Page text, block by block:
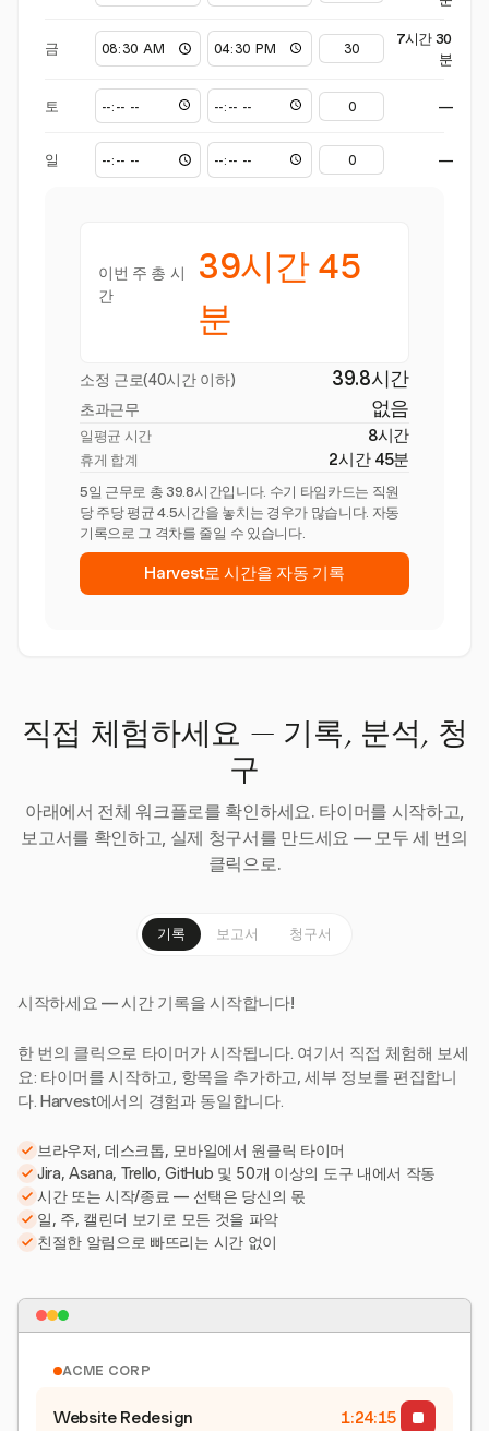
금
7시간 30
분
토 —
일 —
이번 주 총 시
간
39시간 45
분
소정 근로(40시간 이하) 39.8시간
초과근무 없음
일평균 시간 8시간
휴게 합계 2시간 45분
5일 근무로 총 39.8시간입니다. 수기 타임카드는 직원
당 주당 평균 4.5시간을 놓치는 경우가 많습니다. 자동
기록으로 그 격차를 줄일 수 있습니다.
Harvest로 시간을 자동 기록
직접 체험하세요 — 기록, 분석, 청
구
아래에서 전체 워크플로를 확인하세요. 타이머를 시작하고,
보고서를 확인하고, 실제 청구서를 만드세요 — 모두 세 번의
클릭으로.
기록 보고서 청구서
시작하세요 — 시간 기록을 시작합니다!
한 번의 클릭으로 타이머가 시작됩니다. 여기서 직접 체험해 보세
요: 타이머를 시작하고, 항목을 추가하고, 세부 정보를 편집합니
다. Harvest에서의 경험과 동일합니다.
브라우저, 데스크톱, 모바일에서 원클릭 타이머
Jira, Asana, Trello, GitHub 및 50개 이상의 도구 내에서 작동
시간 또는 시작/종료 — 선택은 당신의 몫
일, 주, 캘린더 보기로 모든 것을 파악
친절한 알림으로 빠뜨리는 시간 없이
ACME CORP
Website Redesign 1:24:15